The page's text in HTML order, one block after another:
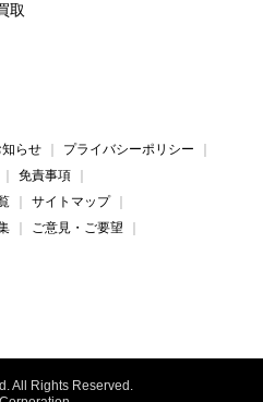
取
知らせ
プライバシーポリシー
免責事項
サイトマップ
ご意見・ご要望
All Rights Reserved.